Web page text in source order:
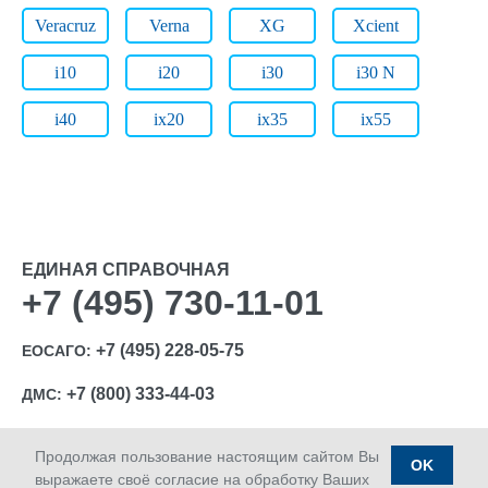
Veracruz Verna XG Xcient
i10 i20 i30 i30 N
i40 ix20 ix35 ix55
Продолжая пользование настоящим сайтом Вы
выражаете своё согласие на обработку Ваших
OK
ЕДИНАЯ СПРАВОЧНАЯ
+7 (495) 730-11-01
ЕОСАГО: +7 (495) 228-05-75
ДМС: +7 (800) 333-44-03